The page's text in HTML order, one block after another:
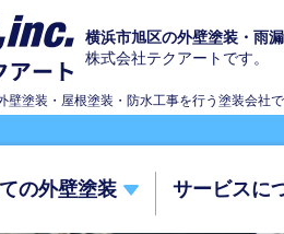
横浜市旭区の外壁塗装・雨漏
株式会社テクアートです。
壁塗装・屋根塗装・防水工事を行う塗装会社で
の外壁塗装 サービスに